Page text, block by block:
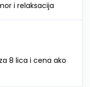
i relaksacija
8 lica i cena ako